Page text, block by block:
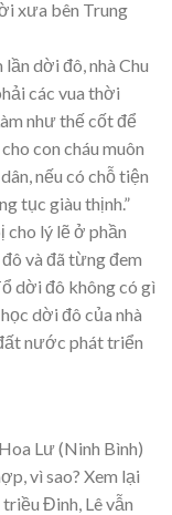
xưa bên Trung
dời đô, nhà Chu
các vua thời
như thế cốt để
con cháu muôn
nếu có chỗ tiện
tục giàu thịnh.”
cho lý lẽ ở phần
và đã từng đem
dời đô không có gì
dời đô của nhà
nước phát triển
Lư (Ninh Bình)
vì sao? Xem lại
Đinh, Lê vẫn